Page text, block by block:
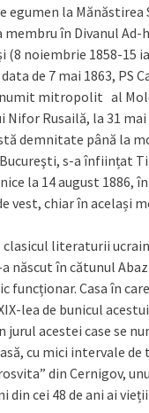
egumen la
în Divanul Ad-
noiembrie 1858-15
de 7 mai 1863,
numit mitropolit al
Rusailă, la 31
demnitate până la
s-a înființat
la 14 august
vest, chiar în același
clasicul literaturii
născut în cătunul
funcționar. Casa în
lea de bunicul
jurul acestei case se
cu mici intervale
din Cernigov,
din cei 48 de ani ai